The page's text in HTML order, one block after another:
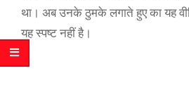
था। अब उनके ठुमके लगाते हुए का यह
यह स्पष्ट नहीं है।